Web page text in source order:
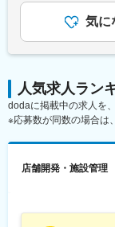
なる点はご
あり（無料）
気に
人気求人ラン
dodaに掲載中の求人を
※応募数が同数の場合は
店舗開発・施設管理